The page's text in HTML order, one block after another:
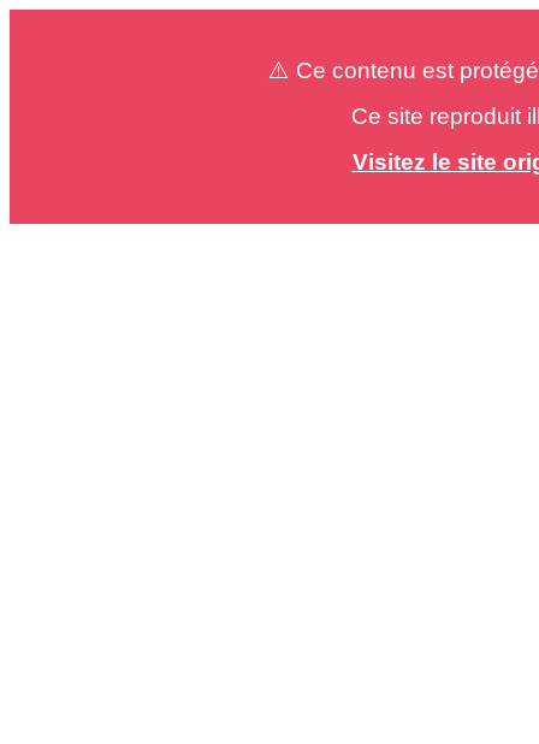
⚠️ Ce contenu est
Ce site reproduit
Visitez le site